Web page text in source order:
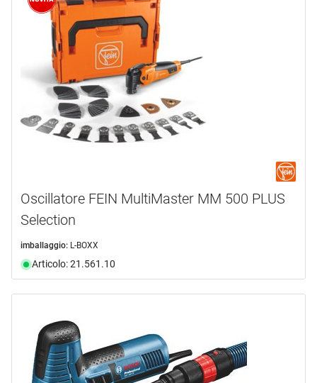
WD42 (4)
ATB48 (1)
WZ48
56Efficut
(1)
valigetta in metallo
(2)
valigetta in plastica (2)
valigia di trasporto
(3)
Oscillatore FEIN MultiMaster MM 500 PLUS
Selection
imballaggio: L-BOXX
Articolo: 21.561.10